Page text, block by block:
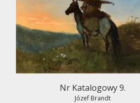
Nr Katalogowy 9.
Józef Brandt